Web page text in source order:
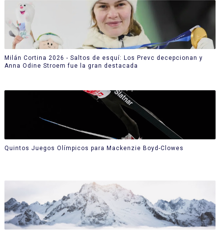
Milán Cortina 2026 - Saltos de esquí: Los Prevc decepcionan y
Anna Odine Stroem fue la gran destacada
Quintos Juegos Olímpicos para Mackenzie Boyd-Clowes